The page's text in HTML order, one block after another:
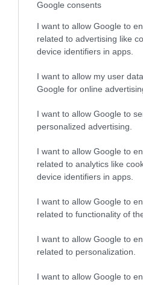
Google consents
I want to allow Google to
related to advertising like
device identifiers in apps.
I want to allow my user
Google for online
I want to allow Google to
personalized advertising.
I want to allow Google to
related to analytics like
device identifiers in apps.
I want to allow Google to
related to functionality of
I want to allow Google to
related to personalization.
I want to allow Google to
G, Iliodromiti Z, Drakakis
Exposure to Bisphenol A:
between Bisphenol A in
Fluid and Fetal Growth?
Vrachnis D,
V, Loukas N, Valsamakis
Maroudias G,
Stefos T, Mastorakos G.
Second Trimester
Disorders? J Clin Med.
Vlachadis N, Vrachnis D,
Loukas N, Parthenis C,
S, Vrachnis N. Temporal
5;15(4):e37154
Vlachadis N, Vrachnis D,
Maroudias G,